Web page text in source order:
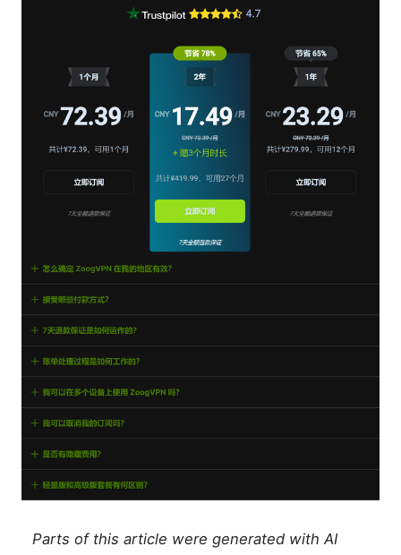
Parts of this article were generated with AI